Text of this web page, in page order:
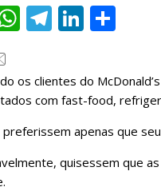
W
at
s
A
p
p
T
e
gr
a
m
Li
k
e
dI
n
m
p
ar
til
h
os clientes do
com fast-food,
apenas que
quisessem que